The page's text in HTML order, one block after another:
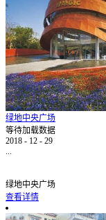
绿地中央广场
等待加载数据
2018 - 12 - 29
...
绿地中央广场
查看详情